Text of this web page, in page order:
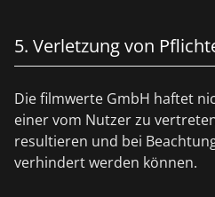
5. Verletzung von
Die filmwerte GmbH haftet
einer vom Nutzer zu
resultieren und bei
verhindert werden können.